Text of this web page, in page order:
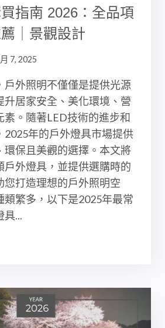
指南 2026：全品項
｜景觀設計
7, 2025
戶外照明不僅僅是提供光源
升居家安全、美化環境、營
素。隨著LED技術的進步和
2025年的戶外燈具市場提供
環保且美觀的選擇。本文將
戶外燈具，並提供選購時的
您打造理想的戶外照明空
類繁多，以下是2025年最常
具...